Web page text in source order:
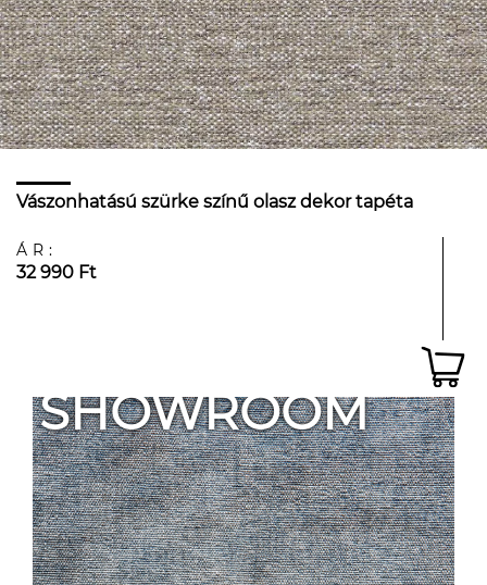
Vászonhatású szürke színű olasz dekor tapéta
ÁR:
32 990 Ft
SHOWROOM